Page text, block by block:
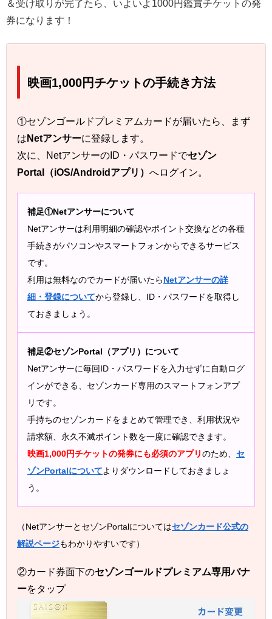
＆受け取りが完了たら、いよいよ1000円鑑賞チケットの発
券になります！
映画1,000円チケットの手続き方法
①セゾンゴールドプレミアムカードが届いたら、まず
は Netアンサーに登録します。
次に、NetアンサーのID・パスワードでセゾン
Portal（iOS/Androidアプリ） へログイン。
補足①Netアンサーについて
Netアンサーは利用明細の確認やポイント交換などの各種
手続きがパソコンやスマートフォンからできるサービス
です。
利用は無料なのでカードが届いたらNetアンサーの詳
細・登録についてから登録し、ID・パスワードを取得し
ておきましょう。
補足②セゾンPortal（アプリ）について
Netアンサーに毎回ID・パスワードを入力せずに自動ログ
インができる、セゾンカード専用のスマートフォンアプ
リです。
手持ちのセゾンカードをまとめて管理でき、利用状況や
請求額、永久不滅ポイント数を一度に確認できます。
映画1,000円チケットの発券にも必須のアプリのため、 セ
ゾンPortalについてよりダウンロードしておきましょ
う。
（NetアンサーとセゾンPortalについてはセゾンカード公式の
解説ページもわかりやすいです）
②カード券面下のセゾンゴールドプレミアム専用バナ
ーをタップ